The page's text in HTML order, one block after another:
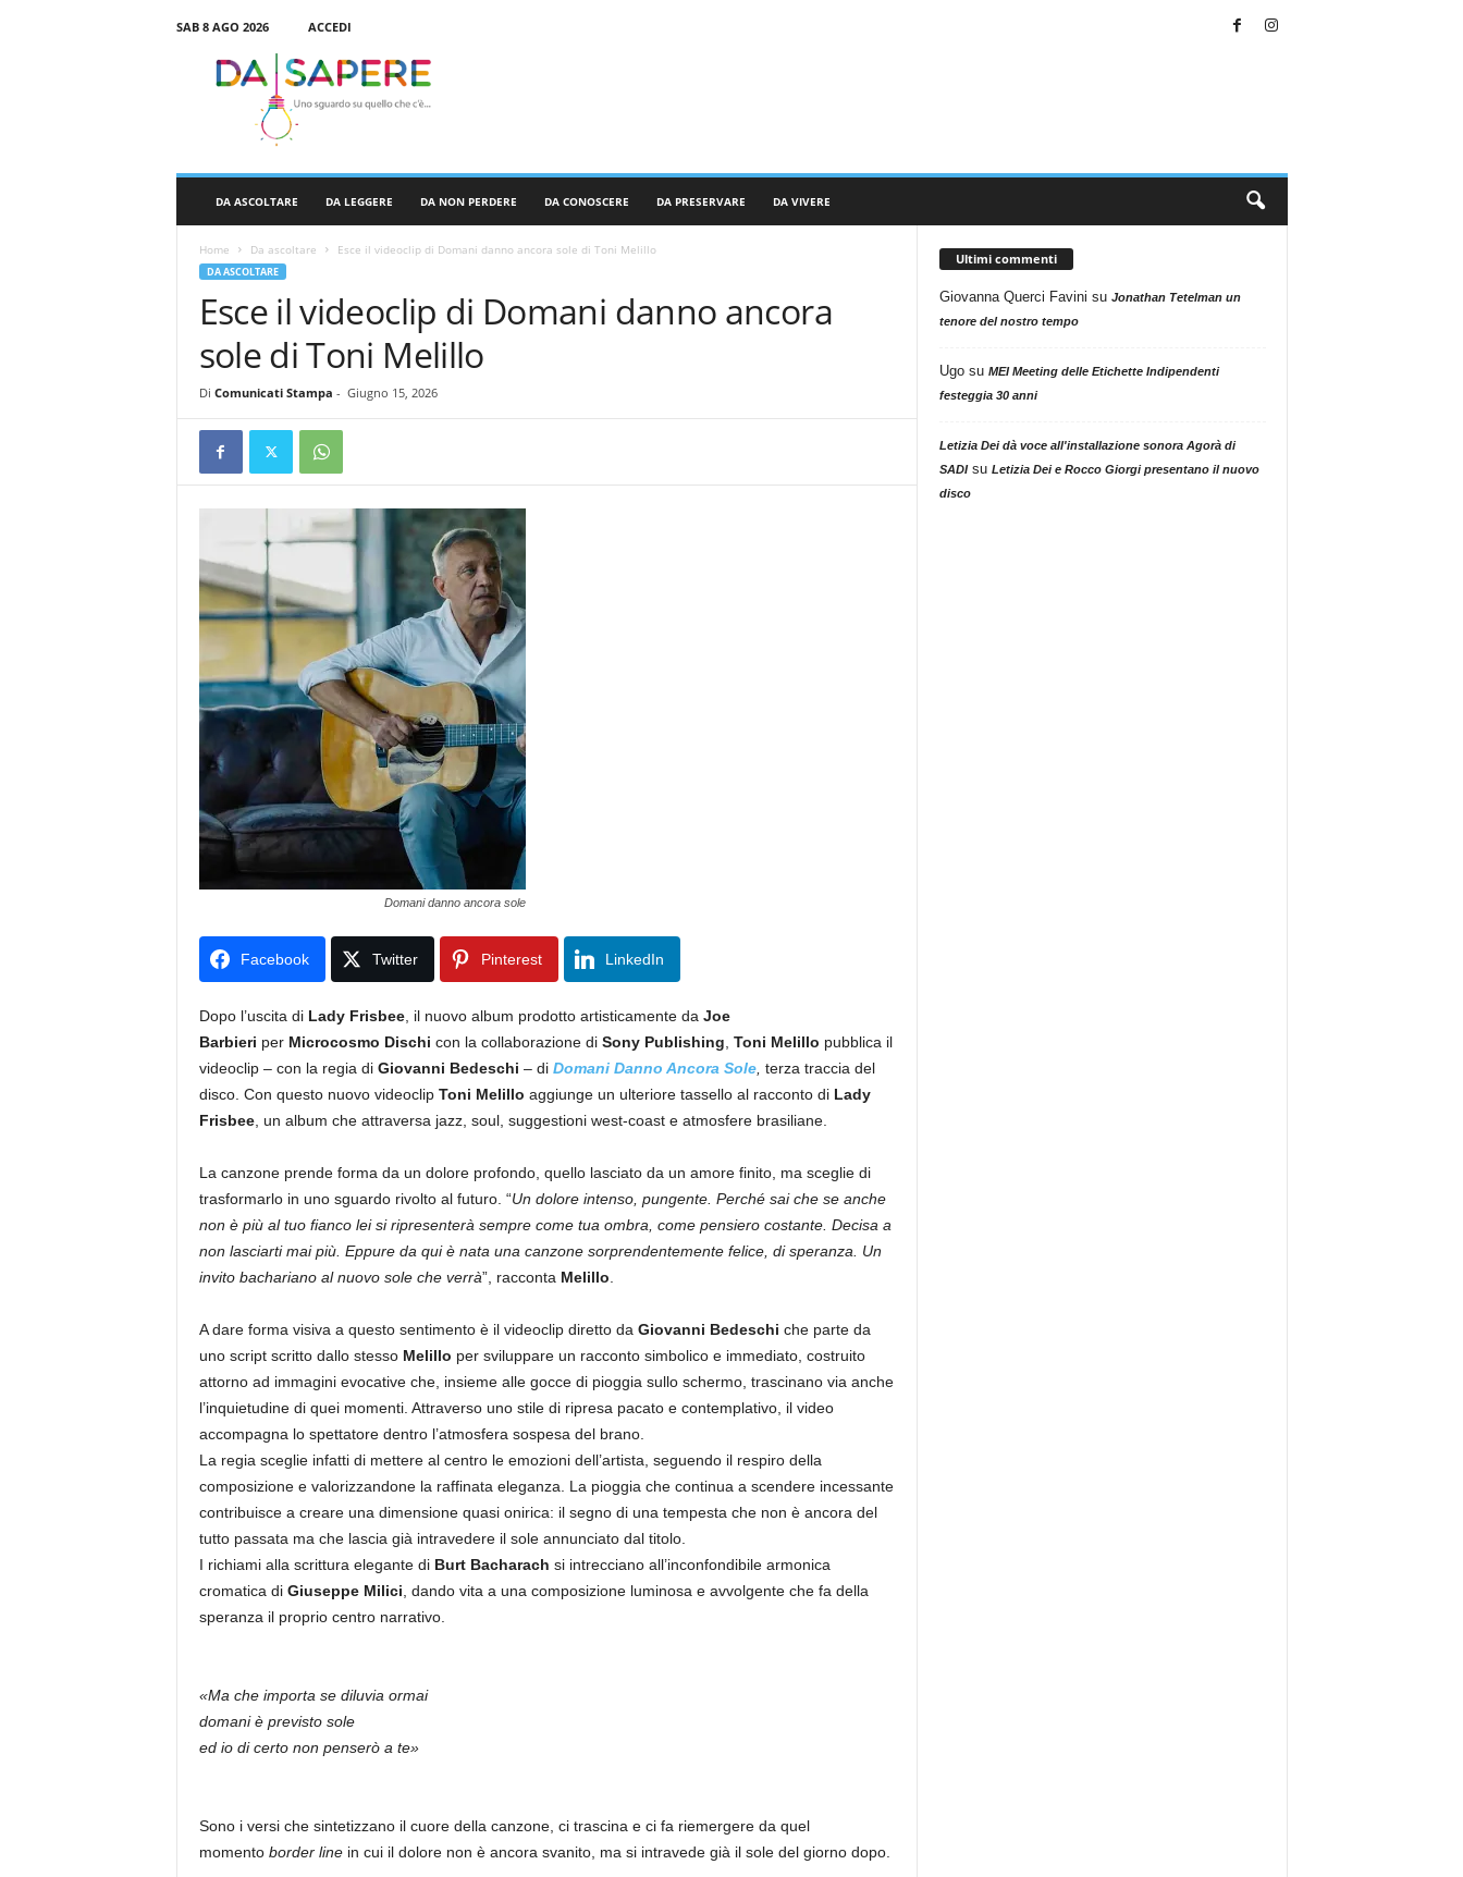
SAB 8 AGO 2026
ACCEDI
DA ASCOLTARE DA LEGGERE DA NON PERDERE DA CONOSCERE DA PRESERVARE DA VIVERE
Home Da ascoltare Esce il videoclip di Domani danno ancora sole di Toni Melillo
DA ASCOLTARE
Esce il videoclip di Domani danno ancora
sole di Toni Melillo
Di Comunicati Stampa - Giugno 15, 2026
Domani danno ancora sole
Facebook Twitter Pinterest LinkedIn
Dopo l’uscita di Lady Frisbee, il nuovo album prodotto artisticamente da Joe
Barbieri per Microcosmo Dischi con la collaborazione di Sony Publishing Toni Melillo pubblica il
videoclip – con la regia di Giovanni Bedeschi – di Domani Danno Ancora Sole, terza traccia del
disco. Con questo nuovo videoclip Toni Melillo aggiunge un ulteriore tassello al racconto di Lady
Frisbee, un album che attraversa jazz, soul, suggestioni west-coast e atmosfere brasiliane.
La canzone prende forma da un dolore profondo, quello lasciato da un amore finito, ma sceglie di
trasformarlo in uno sguardo rivolto al futuro. “Un dolore intenso, pungente. Perché sai che se anche
non è più al tuo fianco lei si ripresenterà sempre come tua ombra, come pensiero costante. Decisa a
non lasciarti mai più. Eppure da qui è nata una canzone sorprendentemente felice, di speranza. Un
invito bachariano al nuovo sole che verrà”, racconta Melillo
A dare forma visiva a questo sentimento è il videoclip diretto da Giovanni Bedeschi che parte da
uno script scritto dallo stesso Melillo per sviluppare un racconto simbolico e immediato, costruito
attorno ad immagini evocative che, insieme alle gocce di pioggia sullo schermo, trascinano via anche
l’inquietudine di quei momenti. Attraverso uno stile di ripresa pacato e contemplativo, il video
accompagna lo spettatore dentro l’atmosfera sospesa del brano.
La regia sceglie infatti di mettere al centro le emozioni dell’artista, seguendo il respiro della
composizione e valorizzandone la raffinata eleganza. La pioggia che continua a scendere incessante
contribuisce a creare una dimensione quasi onirica: il segno di una tempesta che non è ancora del
tutto passata ma che lascia già intravedere il sole annunciato dal titolo.
I richiami alla scrittura elegante di Burt Bacharach si intrecciano all’inconfondibile armonica
cromatica di Giuseppe Milici , dando vita a una composizione luminosa e avvolgente che fa della
speranza il proprio centro narrativo.
«Ma che importa se diluvia ormai
domani è previsto sole
ed io di certo non penserò a te»
Sono i versi che sintetizzano il cuore della canzone, ci trascina e ci fa riemergere da quel
momento border line in cui il dolore non è ancora svanito, ma si intravede già il sole del giorno dopo.
Ultimi commenti
Giovanna Querci Favini su Jonathan Tetelman un
tenore del nostro tempo
Ugosu MEI Meeting delle Etichette Indipendenti
festeggia 30 anni
Letizia Dei dà voce all'installazione sonora Agorà di
SADIsu Letizia Dei e Rocco Giorgi presentano il nuovo
disco